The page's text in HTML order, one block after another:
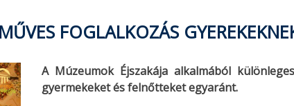
FOGLALKOZÁS
A Múzeumok Éjszakája alkalmából
gyermekeket és felnőtteket egyaránt.